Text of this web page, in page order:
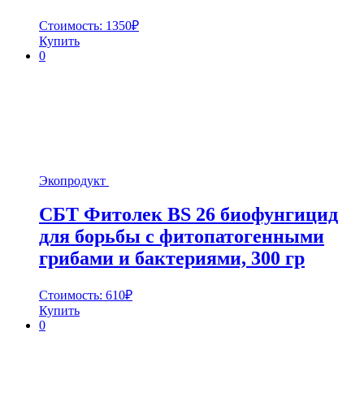
Стоимость: 1350₽
Купить
0
Экопродукт
СБТ Фитолек BS 26 биофунгицид
для борьбы с фитопатогенными
грибами и бактериями, 300 гр
Стоимость: 610₽
Купить
0